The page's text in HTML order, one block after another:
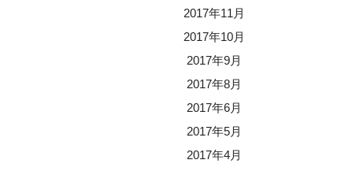
2017年11月
2017年10月
2017年9月
2017年8月
2017年6月
2017年5月
2017年4月